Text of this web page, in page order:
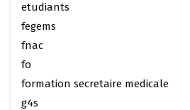
etudiants
fegems
fnac
fo
formation secretaire medicale
g4s